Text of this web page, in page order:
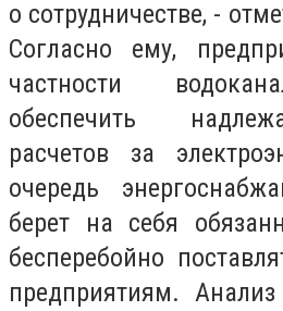
о сотрудничестве, -
Согласно ему,
частности
обеспечить
расчетов за
очередь
берет на себя
бесперебойно
предприятиям.